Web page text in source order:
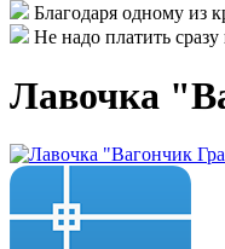
Благодаря одному из
Не надо платить
Лавочка